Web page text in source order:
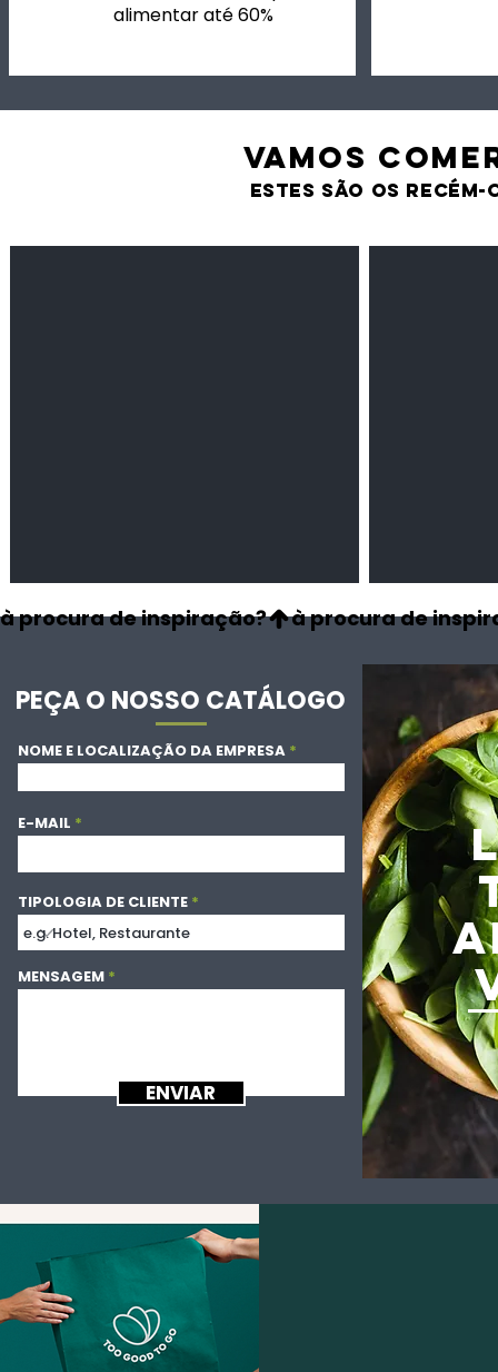
alimentar até 60%
VAMOS
estes são os recém-
à procura de inspiração?
PEÇA O NOSSO CATÁLOGO
NOME E LOCALIZAÇÃO DA EMPRESA
E-MAIL
TIPOLOGIA DE CLIENTE
MENSAGEM
ENVIAR